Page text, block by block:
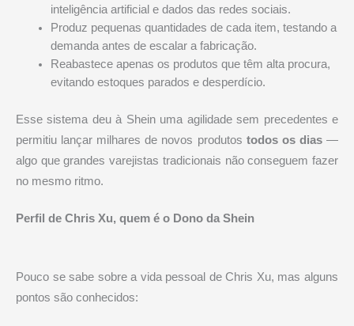
inteligência artificial e dados das redes sociais.
Produz pequenas quantidades de cada item, testando a
demanda antes de escalar a fabricação.
Reabastece apenas os produtos que têm alta procura,
evitando estoques parados e desperdício.
Esse sistema deu à Shein uma agilidade sem precedentes e
permitiu lançar milhares de novos produtos todos os dias—
algo que grandes varejistas tradicionais não conseguem fazer
no mesmo ritmo.
Perfil de Chris Xu, quem é o Dono da Shein
Pouco se sabe sobre a vida pessoal de Chris Xu, mas alguns
pontos são conhecidos: